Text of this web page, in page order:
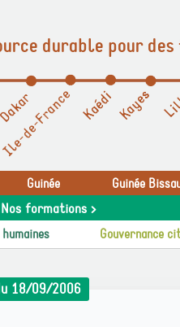
durable pour
Guinée Guinée
Nos formations >
Gouvernance
18/09/2006